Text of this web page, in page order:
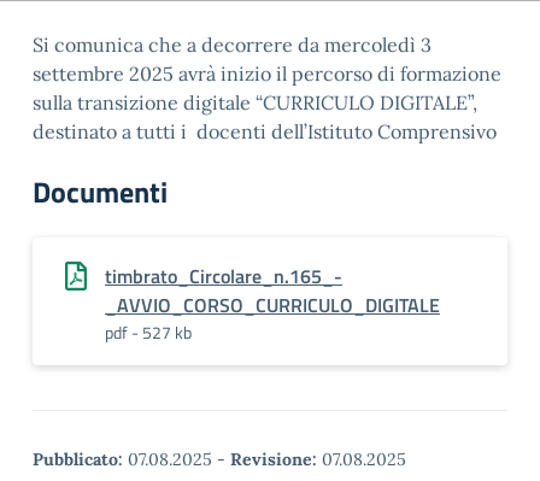
Si comunica che a decorrere da mercoledì 3
settembre 2025 avrà inizio il percorso di formazione
sulla transizione digitale “CURRICULO DIGITALE”,
destinato a tutti i docenti dell’Istituto Comprensivo
Documenti
timbrato_Circolare_n.165_-
_AVVIO_CORSO_CURRICULO_DIGITALE
pdf - 527 kb
Pubblicato: 07.08.2025 - Revisione: 07.08.2025